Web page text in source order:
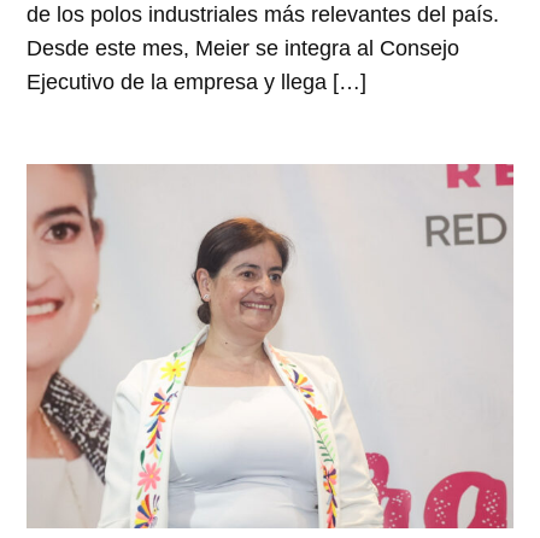
de los polos industriales más relevantes del país.
Desde este mes, Meier se integra al Consejo
Ejecutivo de la empresa y llega […]